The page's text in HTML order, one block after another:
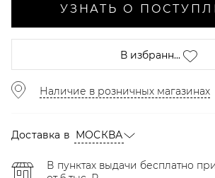
УЗНАТЬ О
В избранн...
Наличие в розничных магазинах
Доставка в МОСКВА
В пунктах выдачи бесплатно